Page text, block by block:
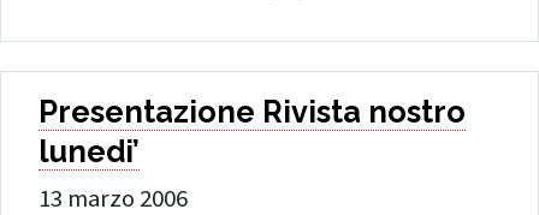
Presentazione Rivista nostro
lunedi’
13 marzo 2006